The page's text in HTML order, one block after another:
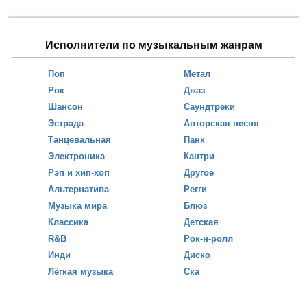
Исполнители по музыкальным жанрам
Поп
Рок
Шансон
Эстрада
Танцевальная
Электроника
Рэп и хип-хоп
Альтернатива
Музыка мира
Классика
R&B
Инди
Лёгкая музыка
Метал
Джаз
Саундтреки
Авторская песня
Панк
Кантри
Другое
Регги
Блюз
Детская
Рок-н-ролл
Диско
Ска